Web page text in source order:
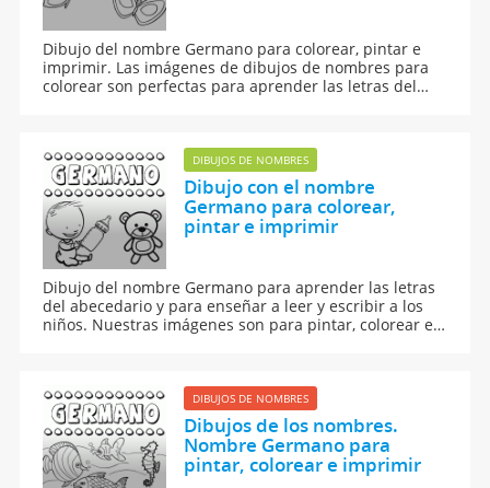
Dibujo del nombre Germano para colorear, pintar e
imprimir. Las imágenes de dibujos de nombres para
colorear son perfectas para aprender las letras del
DIBUJOS DE NOMBRES
Dibujo con el nombre
Germano para colorear,
pintar e imprimir
Dibujo del nombre Germano para aprender las letras
del abecedario y para enseñar a leer y escribir a los
niños. Nuestras imágenes son para pintar, colorear e
DIBUJOS DE NOMBRES
Dibujos de los nombres.
Nombre Germano para
pintar, colorear e imprimir